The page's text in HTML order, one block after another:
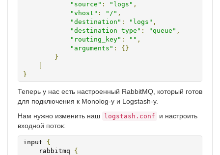
"source" : "logs" ,
"vhost" : "/" ,
"destination" : "logs" ,
"destination_type" : "queue" ,
"routing_key" : "" ,
"arguments" :
{}
}
}
Теперь у нас есть настроенный RabbitMQ, который готов
для подключения к Monolog-у и Logstash-у.
Нам нужно изменить наш
logstash.conf
и настроить
входной поток:
input {
    rabbitmq
{